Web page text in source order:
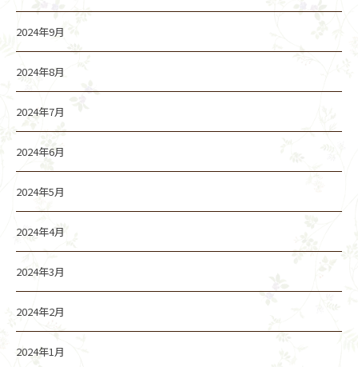
2024年9月
2024年8月
2024年7月
2024年6月
2024年5月
2024年4月
2024年3月
2024年2月
2024年1月